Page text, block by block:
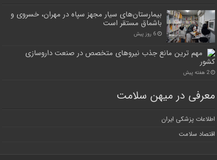
بیمارستان‌های سیار مجهز سپاه در مهران، خسروی و
باشماق مستقر است
6 روز پیش
مهم ترین مانع جذب نیروهای متخصص در صنعت داروسازی
کشور
2 هفته پیش
معرفی در میهن سلامت
اطلاعات پزشکی ایران
اقتصاد سلامت